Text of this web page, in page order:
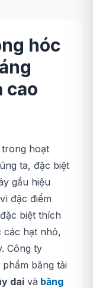
các hỏng hóc
quả cao
hóc
cao
hoạt
ta, đặc biệt
gầu hiệu
đặc điểm
biệt thích
các hạt nhỏ,
Công ty
băng tải
dai và băng